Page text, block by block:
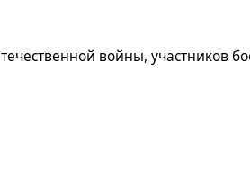
войны, участников